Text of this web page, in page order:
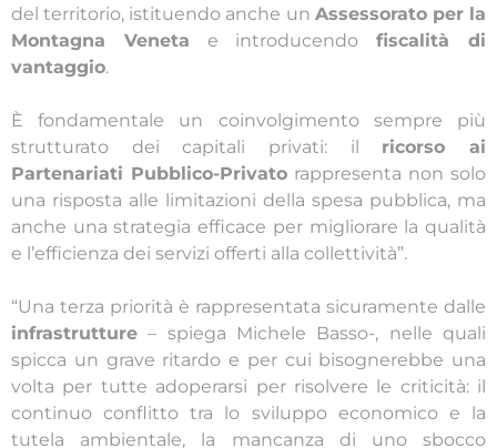
del territorio, istituendo anche un Assessorato per la
Montagna Veneta e introducendofiscalità di
vantaggio.
È fondamentale un coinvolgimento sempre più
strutturato dei capitali privati: il ricorso ai
Partenariati Pubblico-Privato rappresenta non solo
una risposta alle limitazioni della spesa pubblica, ma
anche una strategia efficace per migliorare la qualità
e l’efficienza dei servizi offerti alla collettività”.
“Una terza priorità è rappresentata sicuramente dalle
infrastrutture – spiega Michele Basso-, nelle quali
spicca un grave ritardo e per cui bisognerebbe una
volta per tutte adoperarsi per risolvere le criticità: il
continuo conflitto tra lo sviluppo economico e la
tutela ambientale, la mancanza di uno sbocco